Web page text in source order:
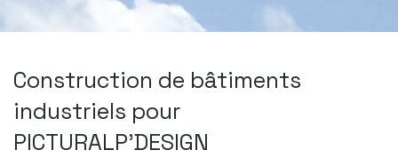
Construction de bâtiments
industriels pour
PICTURALP’DESIGN